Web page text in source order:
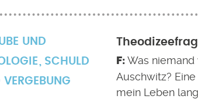
UND
SCHULD
VERGEBUNG
Was niemand
Auschwitz?
mein Leben